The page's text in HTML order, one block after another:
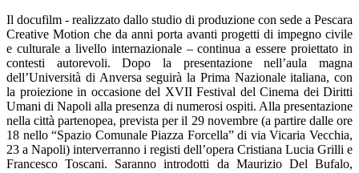
Il docufilm - realizzato dallo studio di produzione con sede a Pescara
Creative Motion che da anni porta avanti progetti di impegno civile
e culturale a livello internazionale – continua a essere proiettato in
contesti autorevoli. Dopo la presentazione nell’aula magna
dell’Università di Anversa seguirà la Prima Nazionale italiana, con
la proiezione in occasione del XVII Festival del Cinema dei Diritti
Umani di Napoli alla presenza di numerosi ospiti. Alla presentazione
nella città partenopea, prevista per il 29 novembre (a partire dalle ore
18 nello “Spazio Comunale Piazza Forcella” di via Vicaria Vecchia,
23 a Napoli) interverranno i registi dell’opera Cristiana Lucia Grilli e
Francesco Toscani. Saranno introdotti da Maurizio Del Bufalo,